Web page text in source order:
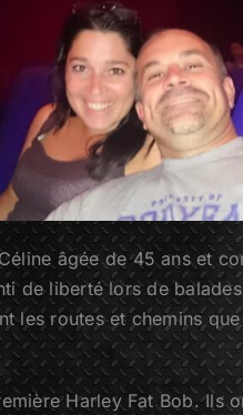
âgée de 45 ans et
de liberté lors de
les routes et chemins
Harley Fat Bob. Ils